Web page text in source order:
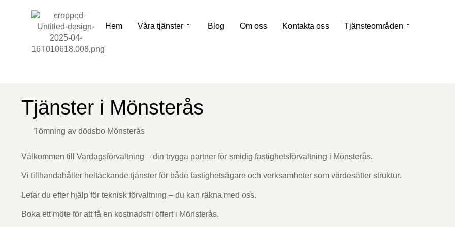
Hem Våra tjänster Blog Om oss Kontakta oss Tjänsteområden
Tjänster i Mönsterås
Tömning av dödsbo Mönsterås
Välkommen till Vardagsförvaltning – din trygga partner för smidig fastighetsförvaltning i Mönsterås.
Vi tillhandahåller heltäckande tjänster för både fastighetsägare och verksamheter som värdesätter struktur.
Letar du efter hjälp för teknisk förvaltning – du kan räkna med oss.
Boka ett möte för att få en kostnadsfri offert i Mönsterås.